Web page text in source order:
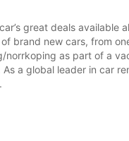
great deals
brand new cars, from
norrkoping as part of a
As a global leader in car